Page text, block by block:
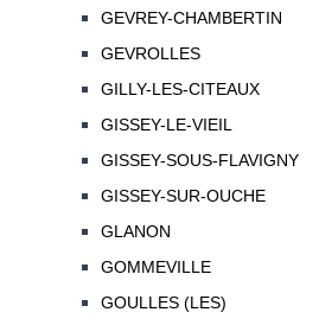
GEVREY-CHAMBERTIN
GEVROLLES
GILLY-LES-CITEAUX
GISSEY-LE-VIEIL
GISSEY-SOUS-FLAVIGNY
GISSEY-SUR-OUCHE
GLANON
GOMMEVILLE
GOULLES (LES)